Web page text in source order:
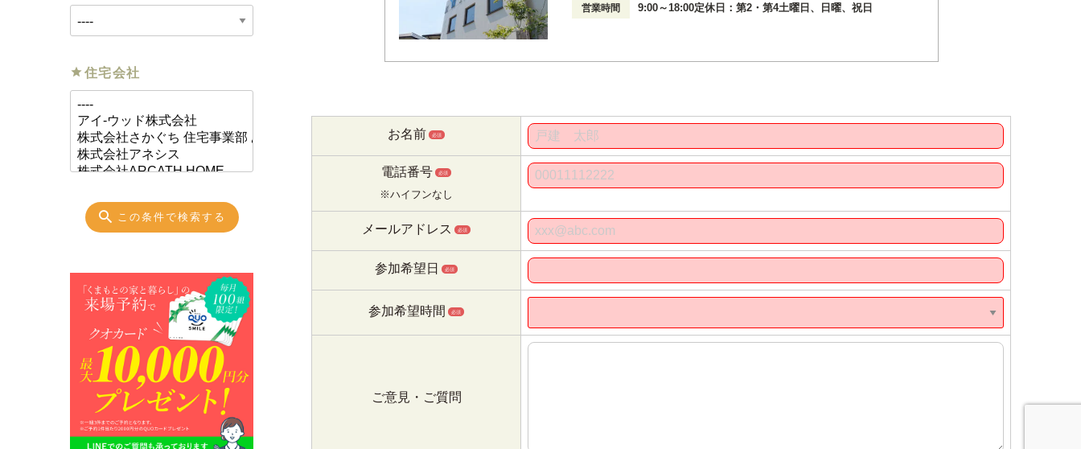
住宅会社
この条件で検索する
営業時間 9:00～18:00定休日：第2・第4土曜日、日曜、祝日
お名前 必須
電話番号 必須
※ハイフンなし
メールアドレス 必須
参加希望日 必須
参加希望時間 必須
ご意見・ご質問